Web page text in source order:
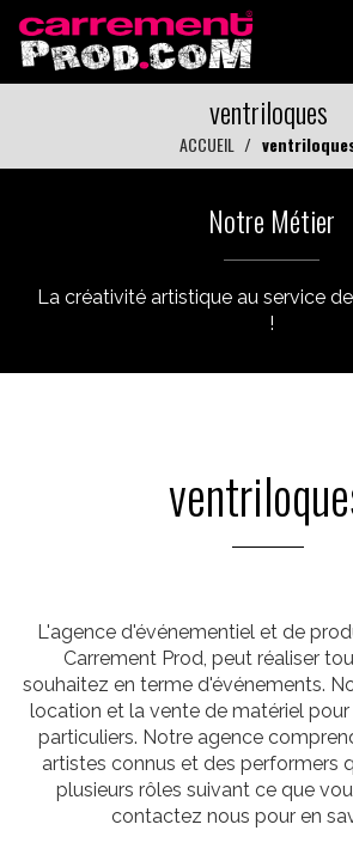
ventriloques
ACCUEIL
Notre Métier
La créativité artistique au service
!
L'agence d'événementiel et de
Carrement Prod, peut réaliser
souhaitez en terme d'événements.
location et la vente de matériel
particuliers. Notre agence
artistes connus et des performers
plusieurs rôles suivant ce que
contactez nous pour en